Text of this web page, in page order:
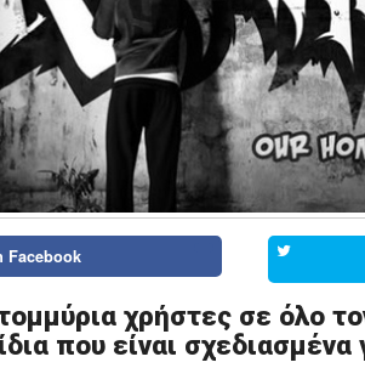
Facebook
χρήστες σε όλο
που είναι σχεδιασμένα